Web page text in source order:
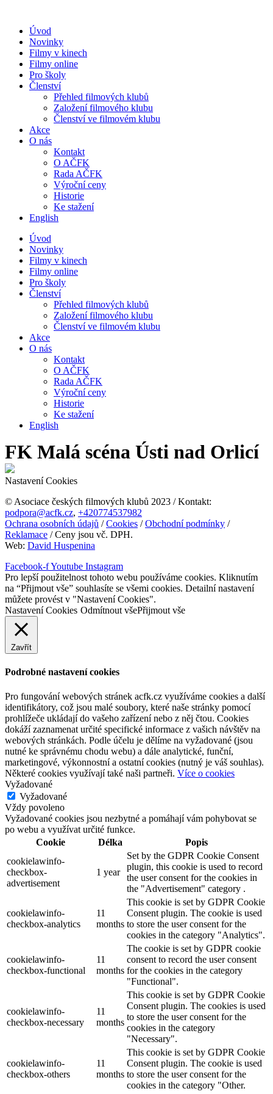
obsahuÚvod
Novinky
Filmy v kinech
Filmy online
Pro školy
Členství
Přehled filmových klubů
Založení filmového klubu
Členství ve filmovém klubu
Akce
O nás
Kontakt
O AČFK
Rada AČFK
Výroční ceny
Historie
Ke stažení
English
Úvod
Novinky
Filmy v kinech
Filmy online
Pro školy
Členství
Přehled filmových klubů
Založení filmového klubu
Členství ve filmovém klubu
Akce
O nás
Kontakt
O AČFK
Rada AČFK
Výroční ceny
Historie
Ke stažení
English
FK Malá scéna Ústi nad Orlicí
Nastavení Cookies
© Asociace českých filmových klubů 2023 / Kontakt:
podpora@acfk.cz, +420774537982
Ochrana osobních údajů /Cookies /Obchodní podmínky /
Reklamace / Ceny jsou vč. DPH.
Web: David Huspenina
Facebook-fYoutube Instagram
Pro lepší použitelnost tohoto webu používáme cookies. Kliknutím
na “Přijmout vše” souhlasíte se všemi cookies. Detailní nastavení
můžete provést v "Nastavení Cookies".
Nastavení Cookies Odmítnout všePřijmout vše
Zavřít
Podrobné nastavení cookies
Pro fungování webových stránek acfk.cz využíváme cookies a další
identifikátory, což jsou malé soubory, které naše stránky pomocí
prohlížeče ukládají do vašeho zařízení nebo z něj čtou. Cookies
dokáží zaznamenat určité specifické informace z vašich návštěv na
webových stránkách. Podle účelu je dělíme na vyžadované (jsou
nutné ke správnému chodu webu) a dále analytické, funční,
marketingové, výkonnostní a ostatní cookies (nutný je váš souhlas).
Některé cookies využívají také naši partneři. Více o cookies
Vyžadované
Vyžadované
Vždy povoleno
Vyžadované cookies jsou nezbytné a pomáhají vám pohybovat se
po webu a využívat určité funkce.
Cookie
Délka
Popis
cookielawinfo-
checkbox-
advertisement
1 year
Set by the GDPR Cookie Consent
plugin, this cookie is used to record
the user consent for the cookies in
the "Advertisement" category .
cookielawinfo-
checkbox-analytics
11
months
This cookie is set by GDPR Cookie
Consent plugin. The cookie is used
to store the user consent for the
cookies in the category "Analytics".
cookielawinfo-
checkbox-functional
11
months
The cookie is set by GDPR cookie
consent to record the user consent
for the cookies in the category
"Functional".
cookielawinfo-
checkbox-necessary
11
months
This cookie is set by GDPR Cookie
Consent plugin. The cookies is used
to store the user consent for the
cookies in the category
"Necessary".
cookielawinfo-
checkbox-others
11
months
This cookie is set by GDPR Cookie
Consent plugin. The cookie is used
to store the user consent for the
cookies in the category "Other.